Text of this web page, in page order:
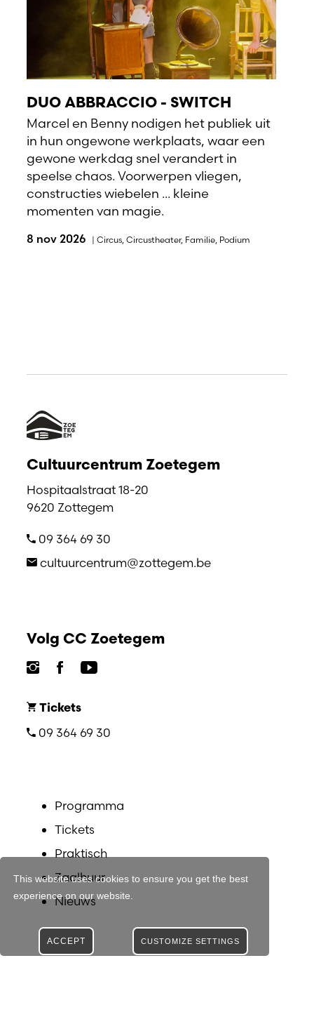
This website uses cookies to ensure you get the best
experience on our website.
CUSTOMIZE SETTINGS
ACCEPT
DUO ABBRACCIO - SWITCH
Marcel en Benny nodigen het publiek uit
in hun ongewone werkplaats, waar een
gewone werkdag snel verandert in
speelse chaos. Voorwerpen vliegen,
constructies wiebelen ... kleine
momenten van magie.
8 nov 2026 | Circus, Circustheater, Familie, Podium
Cultuurcentrum Zoetegem
Hospitaalstraat 18-20
9620 Zottegem
09 364 69 30
cultuurcentrum@zottegem.be
Volg CC Zoetegem
Tickets
09 364 69 30
Programma
Tickets
Praktisch
Zaalhuur
Nieuws